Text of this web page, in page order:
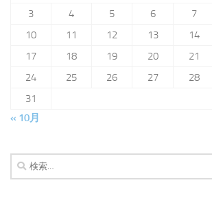
3
4 5 6 7
10
11 12 13 14
17
18 19 20 21
24
25 26 27 28
31
« 10月
検
索: